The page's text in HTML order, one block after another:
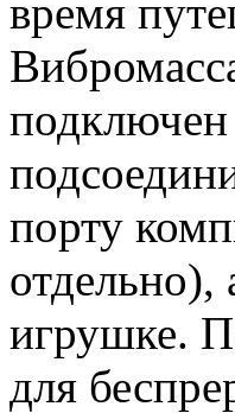
время
порту
игрушке.
для